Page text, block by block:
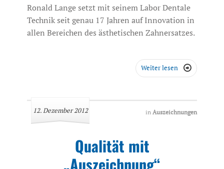
Ronald Lange setzt mit seinem Labor Dentale
Technik seit genau 17 Jahren auf Innovation in
allen Bereichen des ästhetischen Zahnersatzes.
Weiter lesen 
12. Dezember 2012 in Auszeichnungen
Qualität mit
„Auszeichnung“